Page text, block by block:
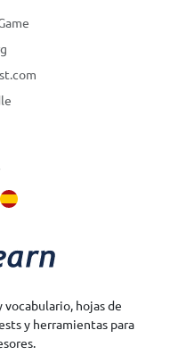
hojas de
y herramientas para